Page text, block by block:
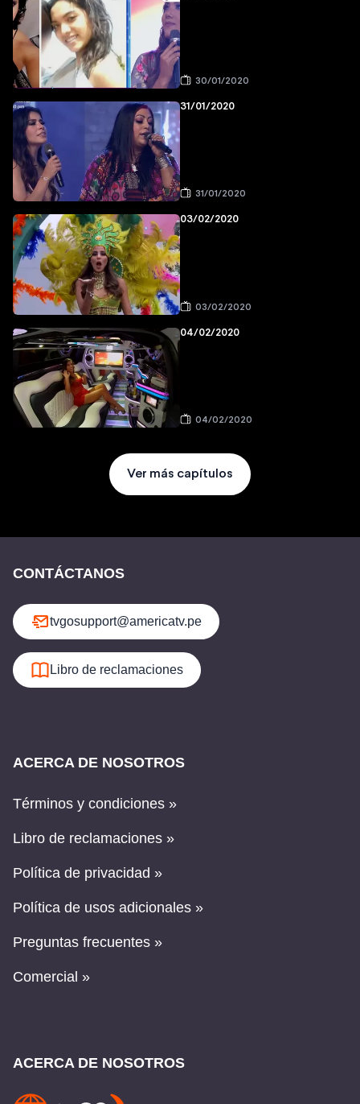
30/01/2020
31/01/2020
31/01/2020
03/02/2020
03/02/2020
04/02/2020
04/02/2020
Ver más capítulos
CONTÁCTANOS
tvgosupport@americatv.pe
Libro de reclamaciones
ACERCA DE NOSOTROS
Términos y condiciones »
Libro de reclamaciones »
Política de privacidad »
Política de usos adicionales »
Preguntas frecuentes »
Comercial »
ACERCA DE NOSOTROS